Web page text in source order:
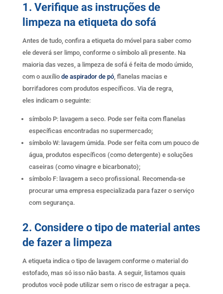
1. Verifique as instruções de
limpeza na etiqueta do sofá
Antes de tudo, confira a etiqueta do móvel para saber como
ele deverá ser limpo, conforme o símbolo ali presente. Na
maioria das vezes, a limpeza de sofá é feita de modo úmido,
com o auxílio de aspirador de pó, flanelas macias e
borrifadores com produtos específicos. Via de regra,
eles indicam o seguinte:
símbolo P: lavagem a seco. Pode ser feita com flanelas
específicas encontradas no supermercado;
símbolo W: lavagem úmida. Pode ser feita com um pouco de
água, produtos específicos (como detergente) e soluções
caseiras (como vinagre e bicarbonato);
símbolo F: lavagem a seco profissional. Recomenda-se
procurar uma empresa especializada para fazer o serviço
com segurança.
2. Considere o tipo de material antes
de fazer a limpeza
A etiqueta indica o tipo de lavagem conforme o material do
estofado, mas só isso não basta. A seguir, listamos quais
produtos você pode utilizar sem o risco de estragar a peça.